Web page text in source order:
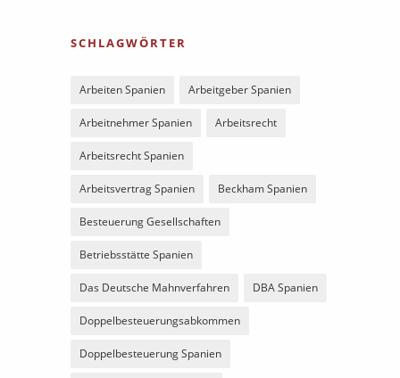
SCHLAGWÖRTER
Arbeiten Spanien Arbeitgeber Spanien
Arbeitnehmer Spanien Arbeitsrecht
Arbeitsrecht Spanien
Arbeitsvertrag Spanien Beckham Spanien
Besteuerung Gesellschaften
Betriebsstätte Spanien
Das Deutsche Mahnverfahren DBA Spanien
Doppelbesteuerungsabkommen
Doppelbesteuerung Spanien